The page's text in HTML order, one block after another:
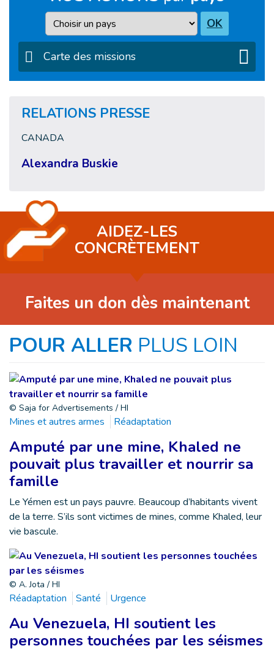
Pays OK
Carte des missions
RELATIONS PRESSE
CANADA
Alexandra Buskie
AIDEZ-LES
CONCRÈTEMENT
Faites un don dès maintenant
POUR ALLER PLUS LOIN
© Saja for Advertisements / HI
Mines et autres armes Réadaptation
Amputé par une mine, Khaled ne
pouvait plus travailler et nourrir sa
famille
Le Yémen est un pays pauvre. Beaucoup d’habitants vivent
de la terre. S’ils sont victimes de mines, comme Khaled, leur
vie bascule.
© A. Jota / HI
Réadaptation Santé Urgence
Au Venezuela, HI soutient les
personnes touchées par les séismes